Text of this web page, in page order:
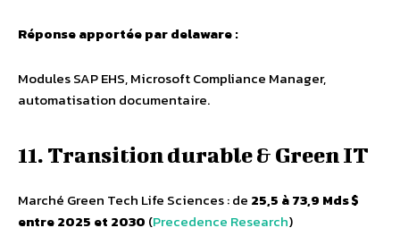
Réponse apportée par delaware :
Modules SAP EHS, Microsoft Compliance Manager,
automatisation documentaire.
11. Transition durable & Green IT
Marché Green Tech Life Sciences : de 25,5 à 73,9 Mds $
entre 2025 et 2030 (Precedence Research)